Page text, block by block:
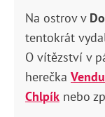
Na ostrov v
tentokrát
O vítězství v
herečka
Chlpík nebo